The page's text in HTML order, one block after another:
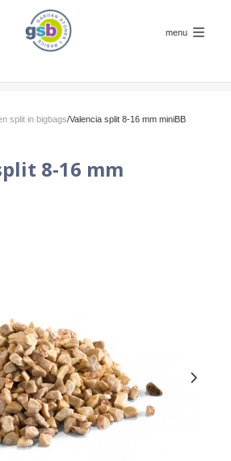
menu
split in bigbags/Valencia split 8-16 mm miniBB
8-16 mm